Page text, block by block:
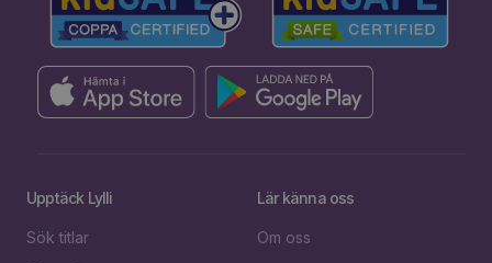
Upptäck Lylli
Sök titlar
Lär känna oss
Om oss